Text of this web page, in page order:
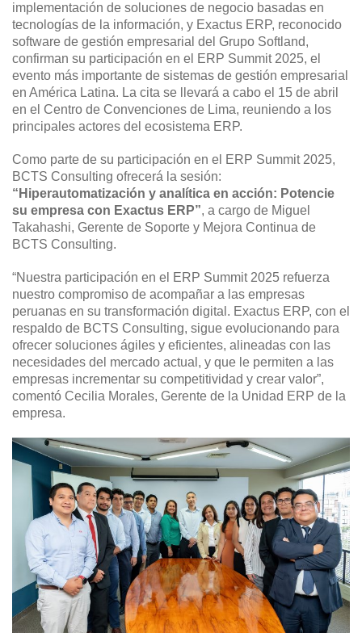
implementación de soluciones de negocio basadas en
tecnologías de la información, y Exactus ERP, reconocido
software de gestión empresarial del Grupo Softland,
confirman su participación en el ERP Summit 2025, el
evento más importante de sistemas de gestión empresarial
en América Latina. La cita se llevará a cabo el 15 de abril
en el Centro de Convenciones de Lima, reuniendo a los
principales actores del ecosistema ERP.
Como parte de su participación en el ERP Summit 2025,
BCTS Consulting ofrecerá la sesión:
“Hiperautomatización y analítica en acción: Potencie
su empresa con Exactus ERP”, a cargo de Miguel
Takahashi, Gerente de Soporte y Mejora Continua de
BCTS Consulting.
“Nuestra participación en el ERP Summit 2025 refuerza
nuestro compromiso de acompañar a las empresas
peruanas en su transformación digital. Exactus ERP, con el
respaldo de BCTS Consulting, sigue evolucionando para
ofrecer soluciones ágiles y eficientes, alineadas con las
necesidades del mercado actual, y que le permiten a las
empresas incrementar su competitividad y crear valor”,
comentó Cecilia Morales, Gerente de la Unidad ERP de la
empresa.